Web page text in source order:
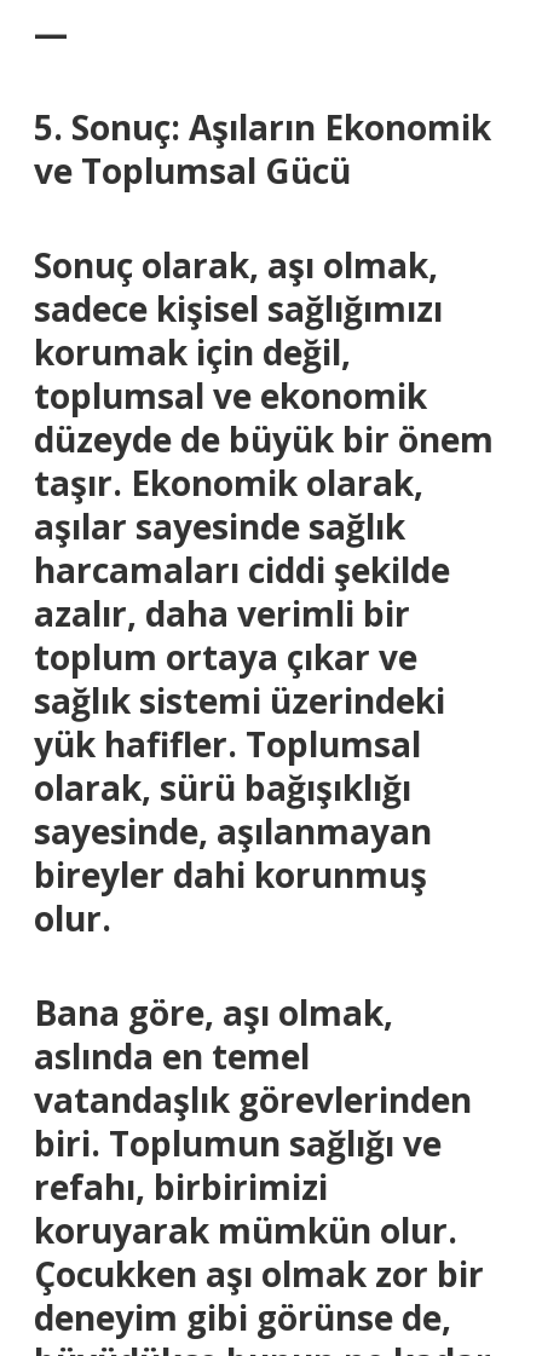
—
5. Sonuç: Aşıların Ekonomik
ve Toplumsal Gücü
Sonuç olarak, aşı olmak,
sadece kişisel sağlığımızı
korumak için değil,
toplumsal ve ekonomik
düzeyde de büyük bir önem
taşır. Ekonomik olarak,
aşılar sayesinde sağlık
harcamaları ciddi şekilde
azalır, daha verimli bir
toplum ortaya çıkar ve
sağlık sistemi üzerindeki
yük hafifler. Toplumsal
olarak, sürü bağışıklığı
sayesinde, aşılanmayan
bireyler dahi korunmuş
olur.
Bana göre, aşı olmak,
aslında en temel
vatandaşlık görevlerinden
biri. Toplumun sağlığı ve
refahı, birbirimizi
koruyarak mümkün olur.
Çocukken aşı olmak zor bir
deneyim gibi görünse de,